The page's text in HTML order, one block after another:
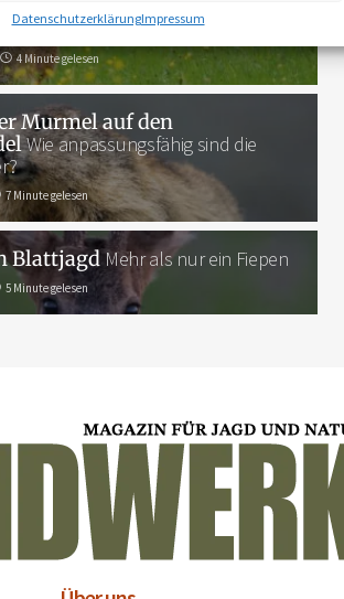
DatenschutzerklärungImpressum
etablieren
4 Minute gelesen
Murmel auf den
Wie anpassungsfähig sind die
7 Minute gelesen
BlattjagdMehr als nur ein Fiepen
5 Minute gelesen